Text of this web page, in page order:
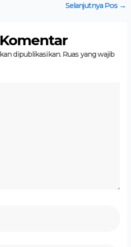
Selanjutnya Pos →
dipublikasikan. Ruas yang wajib